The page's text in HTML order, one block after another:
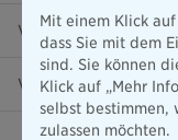
Versicherung in der
Vertrag widerrufen
Mit einem Klick
dass Sie mit dem
sind. Sie können
Klick auf „Mehr
selbst bestimmen,
zulassen möchten.